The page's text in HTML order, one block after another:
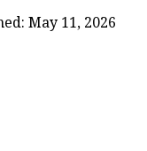
May 11, 2026